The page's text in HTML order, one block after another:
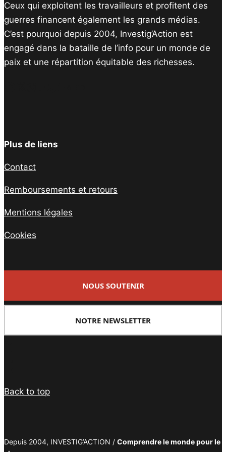
Ceux qui exploitent les travailleurs et profitent des
guerres financent également les grands médias.
C’est pourquoi depuis 2004, Investig’Action est
engagé dans la bataille de l’info pour un monde de
paix et une répartition équitable des richesses.
Plus de liens
Contact
Remboursements et retours
Mentions légales
Cookies
NOUS SOUTENIR
NOTRE NEWSLETTER
Back to top
Depuis 2004, INVESTIG’ACTION / Comprendre le monde pour le